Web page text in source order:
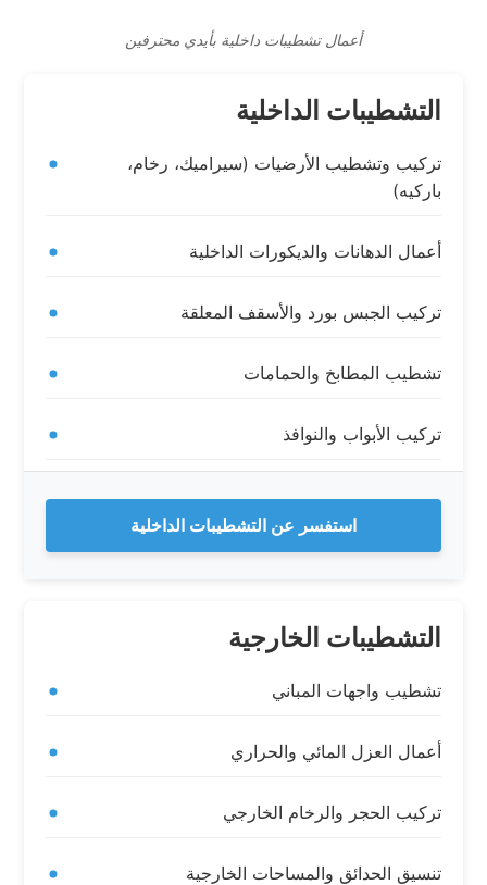
أعمال تشطيبات داخلية بأيدي محترفين
التشطيبات الداخلية
تركيب وتشطيب الأرضيات (سيراميك، رخام،
باركيه)
أعمال الدهانات والديكورات الداخلية
تركيب الجبس بورد والأسقف المعلقة
تشطيب المطابخ والحمامات
تركيب الأبواب والنوافذ
استفسر عن التشطيبات الداخلية
التشطيبات الخارجية
تشطيب واجهات المباني
أعمال العزل المائي والحراري
تركيب الحجر والرخام الخارجي
تنسيق الحدائق والمساحات الخارجية